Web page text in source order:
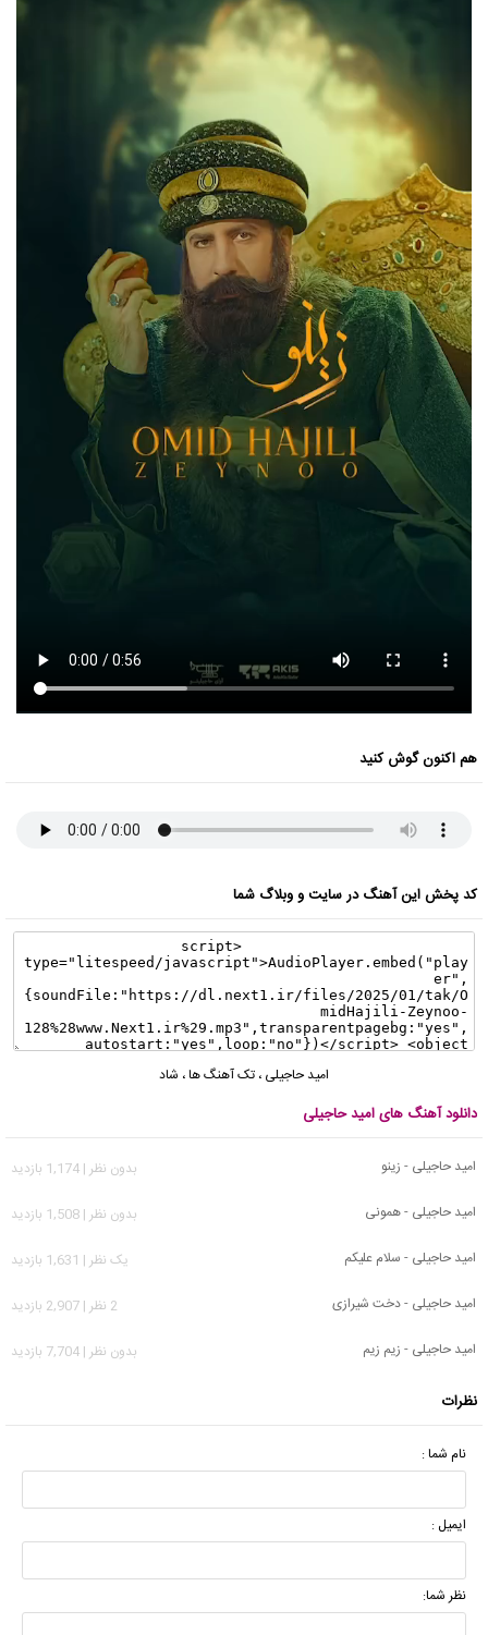
هم اکنون گوش کنید
کد پخش این آهنگ در سایت و وبلاگ شما
امید حاجیلی ، تک آهنگ ها، شاد
دانلود آهنگ های امید حاجیلی
امید حاجیلی - زینو
بدون نظر | 1,174 بازدید
امید حاجیلی - همونی
بدون نظر | 1,508 بازدید
امید حاجیلی - سلام علیکم
يک نظر | 1,631 بازدید
امید حاجیلی - دخت شیرازی
2 نظر | 2,907 بازدید
امید حاجیلی - زیم زیم
بدون نظر | 7,704 بازدید
نظرات
نام شما :
ایمیل :
نظر شما: